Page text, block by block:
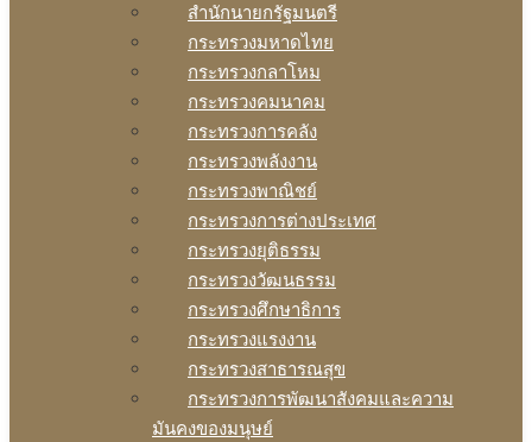
สํานักนายกรัฐมนตรี
กระทรวงมหาดไทย
กระทรวงกลาโหม
กระทรวงคมนาคม
กระทรวงการคลัง
กระทรวงพลังงาน
กระทรวงพาณิชย์
กระทรวงการต่างประเทศ
กระทรวงยุติธรรม
กระทรวงวัฒนธรรม
กระทรวงศึกษาธิการ
กระทรวงแรงงาน
กระทรวงสาธารณสุข
กระทรวงการพัฒนาสังคมและความ
มันคงของมนุษย์